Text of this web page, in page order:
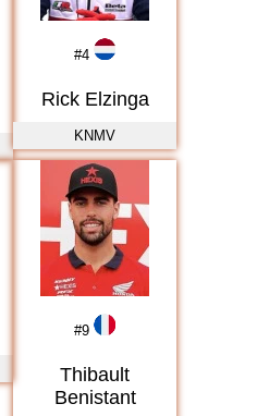
#4
Rick Elzinga
KNMV
#9
Thibault
Benistant